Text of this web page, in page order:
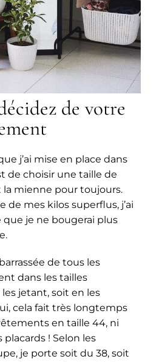
de votre
j’ai mise en place dans
de choisir une taille de
mienne pour toujours.
de mes kilos superflus, j’ai
je ne bougerai plus
de tous les
dans les tailles
jetant, soit en les
cela fait très longtemps
en taille 44, ni
! Selon les
je porte soit du 38, soit